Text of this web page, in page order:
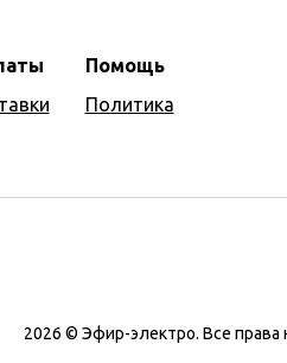
Помощь
Политика
2026 © Эфир-электро. Все